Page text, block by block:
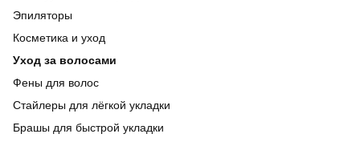
Эпиляторы
Косметика и уход
Уход за волосами
Фены для волос
Стайлеры для лёгкой укладки
Брашы для быстрой укладки